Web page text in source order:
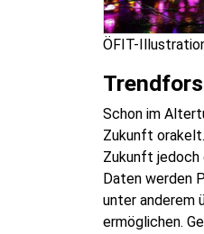
ÖFIT-
Schon im
Zukunft
Zukunft jedoch
Daten werden
unter anderem
ermöglichen.